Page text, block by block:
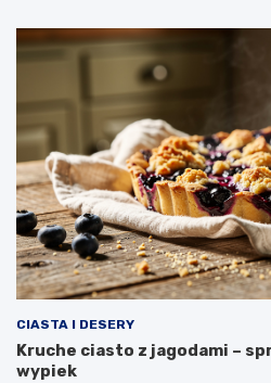
CIASTA I DESERY
Kruche ciasto z jagodami –
wypiek